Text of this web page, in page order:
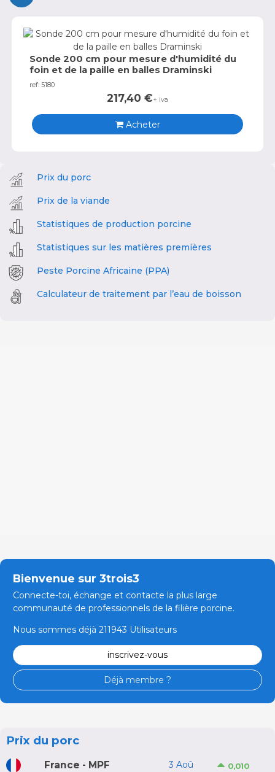
Sonde 200 cm pour mesure d'humidité du
foin et de la paille en balles Draminski
ref: 5180
217,40 €+ iva
Acheter
Prix du porc
Prix de la viande
Statistiques de production porcine
Statistiques sur les matières premières
Peste Porcine Africaine (PPA)
Calculateur de traitement par l’eau de boisson
Bienvenue sur 3trois3
Connecte-toi, échange et contacte la plus large
communauté de professionnels de la filière porcine.
Nous sommes déjà 211943 Utilisateurs
inscrivez-vous
Déjà membre ?
Prix du porc
France - MPF 3 Aoû 0,010